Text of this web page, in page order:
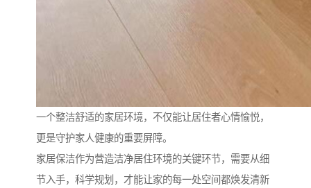
一个整洁舒适的家居环境，不仅能让居住者心情愉悦，
更是守护家人健康的重要屏障。
家居保洁作为营造洁净居住环境的关键环节，需要从细
节入手，科学规划，才能让家的每一处空间都焕发清新